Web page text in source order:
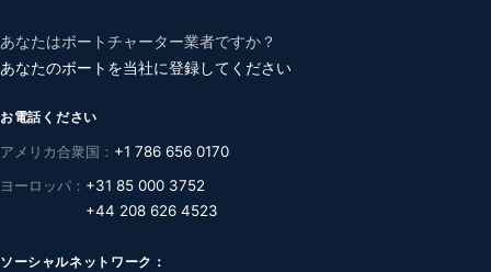
あなたはボートチャーター業者ですか？
あなたのボートを当社に登録してください
お電話ください
アメリカ合衆国： +1 786 656 0170
ヨーロッパ： +31 85 000 3752
+44 208 626 4523
ソーシャルネットワーク：